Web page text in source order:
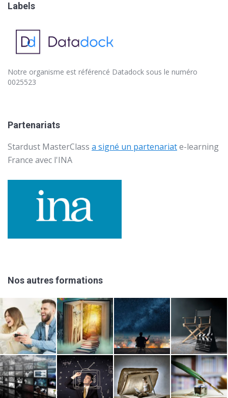
Labels
Notre organisme est référencé Datadock sous le numéro
0025523
Partenariats
Stardust MasterClass a signé un partenariate-learning
France avec l'INA
Nos autres formations